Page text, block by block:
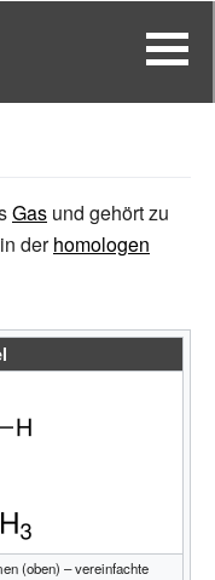
Gas und gehört zu
derhomologen
(oben) – vereinfachte